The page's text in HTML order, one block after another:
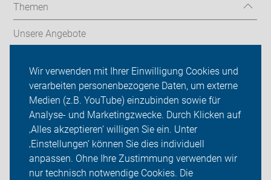
Wir verwenden mit Ihrer Einwilligung Cookies und
verarbeiten personenbezogene Daten, um externe
Medien (z.B. YouTube) einzubinden sowie für
Analyse- und Marketingzwecke. Durch Klicken auf
‚Alles akzeptieren‘ willigen Sie ein. Unter
‚Einstellungen‘ können Sie dies individuell
anpassen. Ohne Ihre Zustimmung verwenden wir
nur technisch notwendige Cookies. Die
Themen
Unsere Angebote
Termine & Touren
Sei dabei
Presse
Login